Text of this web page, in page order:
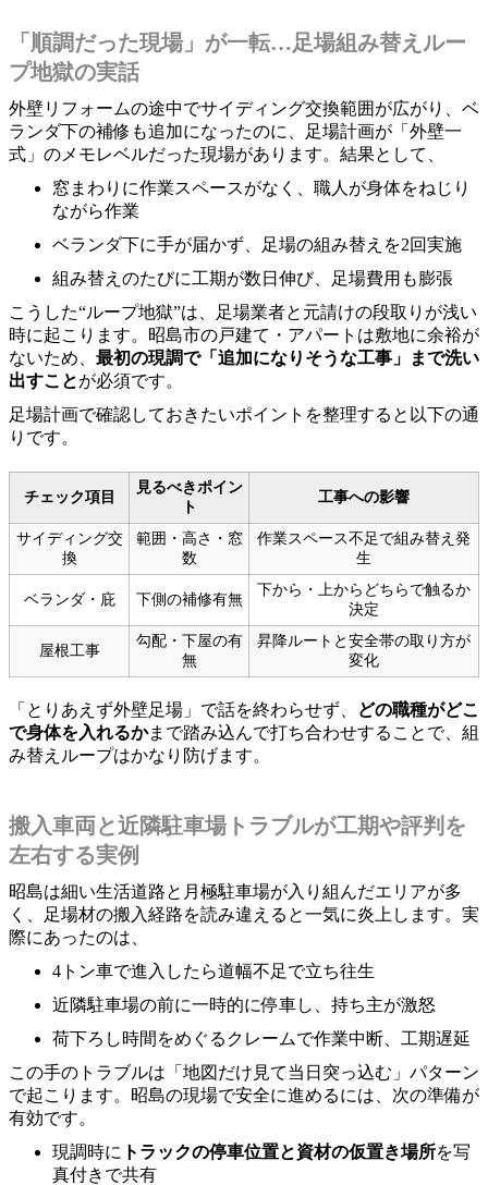
「順調だった現場」が一転…足場組み替えルー
プ地獄の実話
外壁リフォームの途中でサイディング交換範囲が広がり、ベ
ランダ下の補修も追加になったのに、足場計画が「外壁一
式」のメモレベルだった現場があります。結果として、
窓まわりに作業スペースがなく、職人が身体をねじり
ながら作業
ベランダ下に手が届かず、足場の組み替えを2回実施
組み替えのたびに工期が数日伸び、足場費用も膨張
こうした“ループ地獄”は、足場業者と元請けの段取りが浅い
時に起こります。昭島市の戸建て・アパートは敷地に余裕が
ないため、 最初の現調で「追加になりそうな工事」まで洗い
出すことが必須です。
足場計画で確認しておきたいポイントを整理すると以下の通
りです。
チェック項目
見るべきポイン
ト
工事への影響
サイディング交
換
範囲・高さ・窓
数
作業スペース不足で組み替え発
生
ベランダ・庇 下側の補修有無
下から・上からどちらで触るか
決定
屋根工事
勾配・下屋の有
無
昇降ルートと安全帯の取り方が
変化
「とりあえず外壁足場」で話を終わらせず、
どの職種がどこ
で身体を入れるかまで踏み込んで打ち合わせすることで、組
み替えループはかなり防げます。
搬入車両と近隣駐車場トラブルが工期や評判を
左右する実例
昭島は細い生活道路と月極駐車場が入り組んだエリアが多
く、足場材の搬入経路を読み違えると一気に炎上します。実
際にあったのは、
4トン車で進入したら道幅不足で立ち往生
近隣駐車場の前に一時的に停車し、持ち主が激怒
荷下ろし時間をめぐるクレームで作業中断、工期遅延
この手のトラブルは「地図だけ見て当日突っ込む」パターン
で起こります。昭島の現場で安全に進めるには、次の準備が
有効です。
現調時に トラックの停車位置と資材の仮置き場所を写
真付きで共有